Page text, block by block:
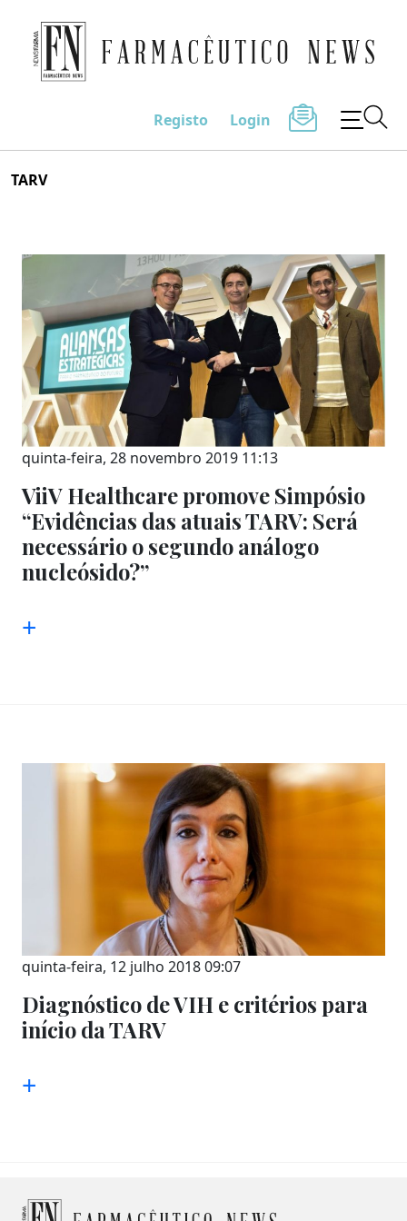
to
Farmacêutico News
Registo Login
TARV
quinta-feira, 28 novembro 2019 11:13
ViiV Healthcare promove Simpósio
“Evidências das atuais TARV: Será
necessário o segundo análogo
nucleósido?”
+
quinta-feira, 12 julho 2018 09:07
Diagnóstico de VIH e critérios para
início da TARV
+